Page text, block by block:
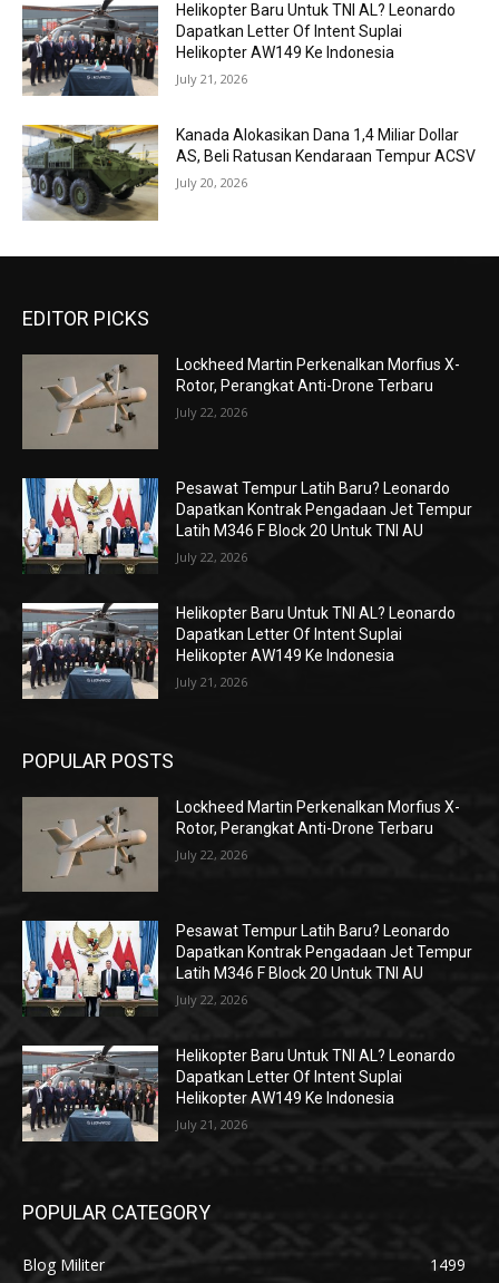
Helikopter Baru Untuk TNI AL? Leonardo
Dapatkan Letter Of Intent Suplai
Helikopter AW149 Ke Indonesia
July 21, 2026
Kanada Alokasikan Dana 1,4 Miliar Dollar
AS, Beli Ratusan Kendaraan Tempur ACSV
July 20, 2026
EDITOR PICKS
Lockheed Martin Perkenalkan Morfius X-
Rotor, Perangkat Anti-Drone Terbaru
July 22, 2026
Pesawat Tempur Latih Baru? Leonardo
Dapatkan Kontrak Pengadaan Jet Tempur
Latih M346 F Block 20 Untuk TNI AU
July 22, 2026
Helikopter Baru Untuk TNI AL? Leonardo
Dapatkan Letter Of Intent Suplai
Helikopter AW149 Ke Indonesia
July 21, 2026
POPULAR POSTS
Lockheed Martin Perkenalkan Morfius X-
Rotor, Perangkat Anti-Drone Terbaru
July 22, 2026
Pesawat Tempur Latih Baru? Leonardo
Dapatkan Kontrak Pengadaan Jet Tempur
Latih M346 F Block 20 Untuk TNI AU
July 22, 2026
Helikopter Baru Untuk TNI AL? Leonardo
Dapatkan Letter Of Intent Suplai
Helikopter AW149 Ke Indonesia
July 21, 2026
POPULAR CATEGORY
Blog Militer
1499